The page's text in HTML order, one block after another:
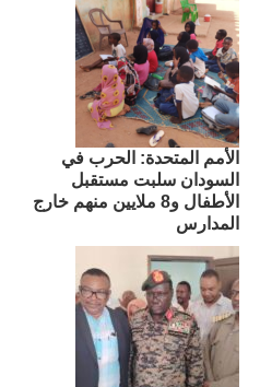
الأمم المتحدة: الحرب في
السودان سلبت مستقبل
الأطفال و8 ملايين منهم خارج
المدارس